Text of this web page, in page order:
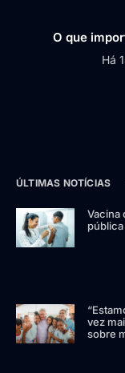
O que
Há
ÚLTIMAS NOTÍCIAS
Vacina
pública
vez
sobre